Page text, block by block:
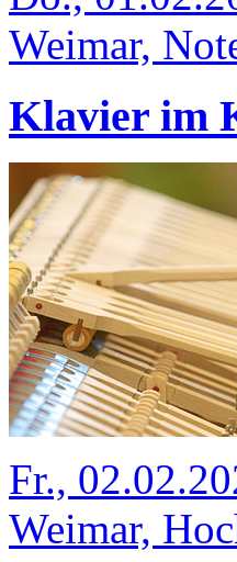
Weimar,
Klavier im
Fr.,
Weimar,